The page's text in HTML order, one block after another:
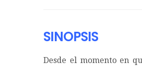
SINOPSIS
Desde el momento en